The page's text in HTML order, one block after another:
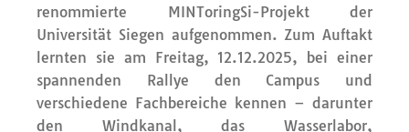
renommierte MINToringSi-Projektder
Universität Siegen aufgenommen. Zum Auftakt
lernten sie am Freitag, 12.12.2025,
bei einer
spannenden Rallye den Campus und
verschiedene Fachbereiche kennen – darunter
den Windkanal, das Wasserlabor,